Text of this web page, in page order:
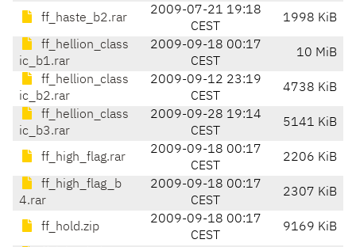
ff_haste_b2.rar
2009-07-21 19:18
CEST
1998 KiB
ff_hellion_class
ic_b1.rar
2009-09-18 00:17
CEST
10 MiB
ff_hellion_class
ic_b2.rar
2009-09-12 23:19
CEST
4738 KiB
ff_hellion_class
ic_b3.rar
2009-09-28 19:14
CEST
5141 KiB
ff_high_flag.rar
2009-09-18 00:17
CEST
2206 KiB
ff_high_flag_b
4.rar
2009-09-18 00:17
CEST
2307 KiB
ff_hold.zip
2009-09-18 00:17
CEST
9169 KiB